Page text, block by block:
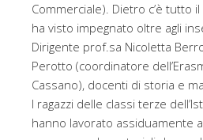
Commerciale). Dietro c’è tutto
ha visto impegnato oltre agli
Dirigente prof.sa Nicoletta
Perotto (coordinatore
Cassano), docenti di storia e
I ragazzi delle classi terze
hanno lavorato assiduamente